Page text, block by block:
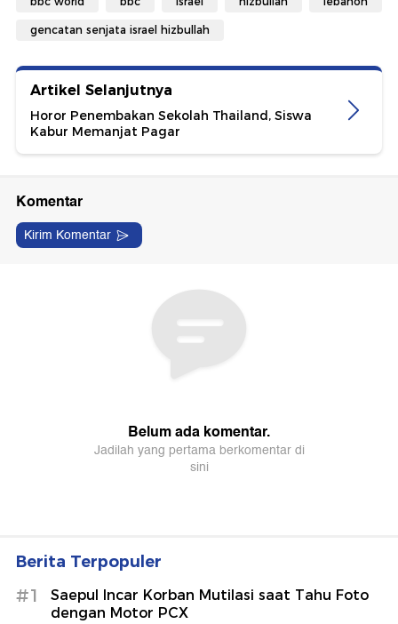
gencatan senjata israel hizbullah
Artikel Selanjutnya
Horor Penembakan Sekolah Thailand, Siswa
Kabur Memanjat Pagar
Berita Terpopuler
#1
Saepul Incar Korban Mutilasi saat Tahu Foto
dengan Motor PCX